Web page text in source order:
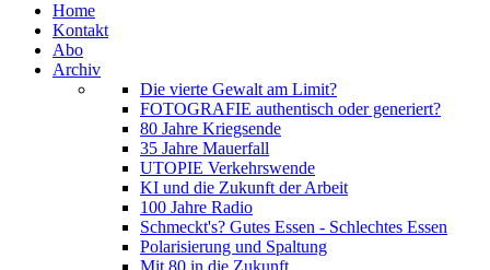
Home
Kontakt
Abo
Archiv
Die vierte Gewalt am Limit?
FOTOGRAFIE authentisch oder generiert?
80 Jahre Kriegsende
35 Jahre Mauerfall
UTOPIE Verkehrswende
KI und die Zukunft der Arbeit
100 Jahre Radio
Schmeckt's? Gutes Essen - Schlechtes Essen
Polarisierung und Spaltung